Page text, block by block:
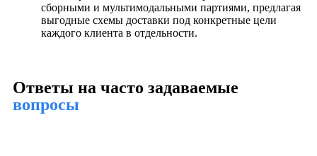
сборными и мультимодальными партиями, предлагая
выгодные схемы доставки под конкретные цели
каждого клиента в отдельности.
Ответы на часто задаваемые
вопросы